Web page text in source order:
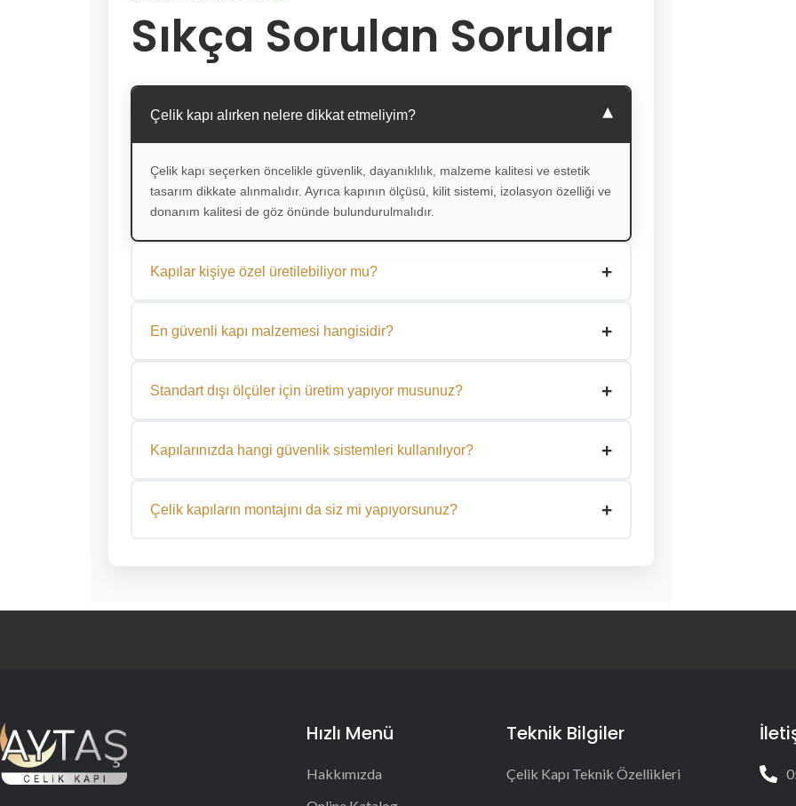
Sıkça Sorulan Sorular
Çelik kapı alırken nelere dikkat etmeliyim? ▾
Çelik kapı seçerken öncelikle güvenlik, dayanıklılık, malzeme kalitesi ve estetik
tasarım dikkate alınmalıdır. Ayrıca kapının ölçüsü, kilit sistemi, izolasyon özelliği ve
donanım kalitesi de göz önünde bulundurulmalıdır.
Kapılar kişiye özel üretilebiliyor mu? +
donanım gibi detayları müşterilerimizin tercihine göre özelleştiriyoruz.
En güvenli kapı malzemesi hangisidir? +
direncine sahip olması nedeniyle villa ve daire kapılarında sıkça tercih edilir.
Standart dışı ölçüler için üretim yapıyor musunuz? +
size özel bir üretim süreci başlatıyoruz.
Kapılarınızda hangi güvenlik sistemleri kullanılıyor? +
dijital kilit sistemleri kullanılmaktadır. Bu sayede hem fiziki hem teknolojik güvenlik
Çelik kapıların montajını da siz mi yapıyorsunuz? +
Hızlı Menü
Hakkımızda
Teknik Bilgiler
Çelik Kapı Teknik Özellikleri